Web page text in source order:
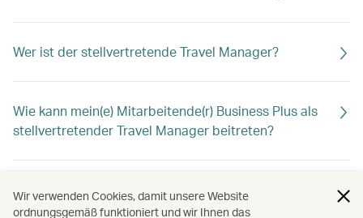
Wer ist der stellvertretende Travel Manager?
Wie kann mein(e) Mitarbeitende(r) Business Plus als
stellvertretender Travel Manager beitreten?
Was sollte ich tun, wenn der stellvertretende Travel
Manager das Unternehmen verlässt?
Wir verwenden Cookies, damit unsere Website
ordnungsgemäß funktioniert und wir Ihnen das